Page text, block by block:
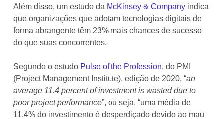
Além disso, um estudo da McKinsey & Company indica
que organizações que adotam tecnologias digitais de
forma abrangente têm 23% mais chances de sucesso
do que suas concorrentes.
Segundo o estudo Pulse of the Profession, do PMI
(Project Management Institute), edição de 2020, “an
average 11.4 percent of investment is wasted due to
poor project performance”, ou seja, “uma média de
11,4% do investimento é desperdiçado devido ao mau